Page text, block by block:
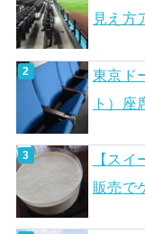
見え方
東京ド
ト）
【ス
販売で